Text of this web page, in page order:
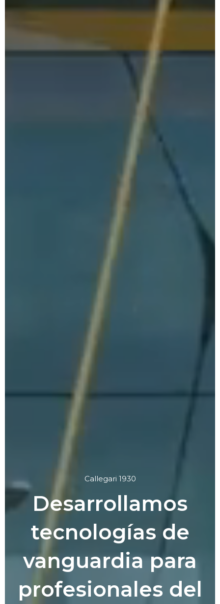
Callegari 1930
Desarrollamos
tecnologías de
vanguardia para
profesionales del